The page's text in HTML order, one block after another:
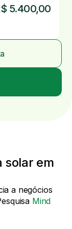
5.400,00
solar em
a negócios
Mind